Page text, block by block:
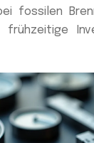
fossilen